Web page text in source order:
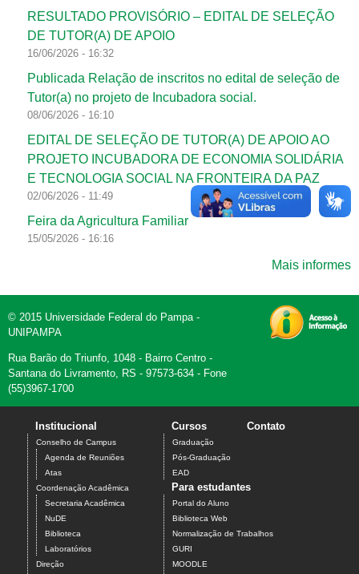
RESULTADO PROVISÓRIO – EDITAL DE SELEÇÃO
DE TUTOR(A) DE APOIO
16/06/2026 - 16:32
Publicada Relação de inscritos no edital de seleção de
Tutor(a) no projeto de Incubadora social.
08/06/2026 - 16:10
EDITAL DE SELEÇÃO DE TUTOR(A) DE APOIO AO
PROJETO INCUBADORA DE ECONOMIA SOLIDÁRIA
E TECNOLOGIA SOCIAL NA FRONTEIRA DA PAZ
02/06/2026 - 11:49
Feira da Agricultura Familiar
15/05/2026 - 16:16
Mais informes
© 2015 Universidade Federal do Pampa -
UNIPAMPA
Rua Barão do Triunfo, 1048 - Bairro Centro -
Santana do Livramento, RS - 97573-634 - Fone
(55)3967-1700
Institucional
Conselho de Campus
Agenda de Reuniões
Atas
Coordenação Acadêmica
Secretaria Acadêmica
NuDE
Biblioteca
Laboratórios
Direção
Cursos
Graduação
Pós-Graduação
EAD
Contato
Para estudantes
Portal do Aluno
Biblioteca Web
Normalização de Trabalhos
GURI
MOODLE